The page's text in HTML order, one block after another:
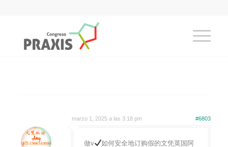
marzo 1, 2025 a las 3:18 pm #6803
做v
如何安全地订购假的文凭英国阿